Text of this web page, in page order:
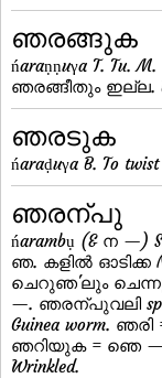
ഞരങ്ങുക
ńaraṇṇuγa T. Tu.
ഞരങ്ങീതും ഇല്ല.
ഞരടുക
ńaraḍuγa B. To
ഞരന്പു
ńarambụ (& ന —)
ഞ. കളില്‍ ഓടിക്ക
ചെറുഞ'ലും ചെന്നു
—. ഞരന്പുവലി
Guinea worm.
ഞറിയുക = ഞെ —
Wrinkled.